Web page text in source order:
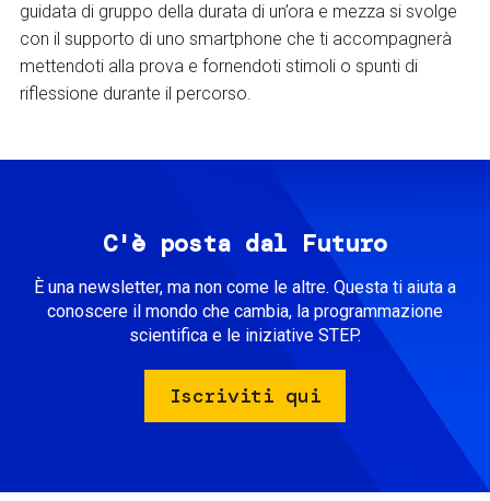
guidata di gruppo della durata di un’ora e mezza si svolge
con il supporto di uno smartphone che ti accompagnerà
mettendoti alla prova e fornendoti stimoli o spunti di
riflessione durante il percorso.
C'è posta dal Futuro
È una newsletter, ma non come le altre. Questa ti aiuta a
conoscere il mondo che cambia, la programmazione
scientifica e le iniziative STEP.
Iscriviti qui